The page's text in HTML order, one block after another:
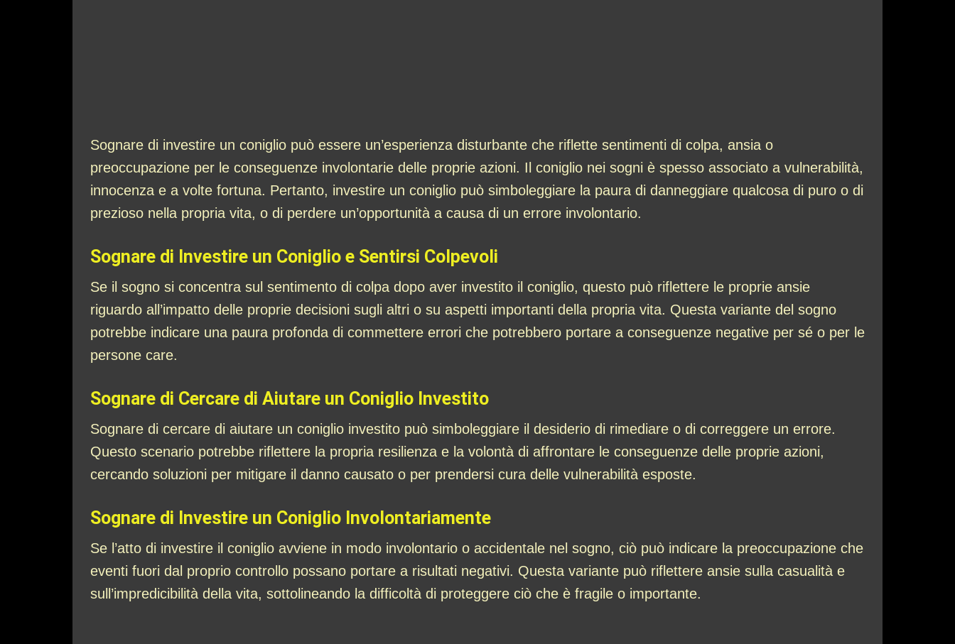
Sognare di investire un coniglio può essere un’esperienza disturbante che riflette sentimenti di colpa, ansia o
preoccupazione per le conseguenze involontarie delle proprie azioni. Il coniglio nei sogni è spesso associato a vulnerabilità,
innocenza e a volte fortuna. Pertanto, investire un coniglio può simboleggiare la paura di danneggiare qualcosa di puro o di
prezioso nella propria vita, o di perdere un’opportunità a causa di un errore involontario.
Sognare di Investire un Coniglio e Sentirsi Colpevoli
Se il sogno si concentra sul sentimento di colpa dopo aver investito il coniglio, questo può riflettere le proprie ansie
riguardo all’impatto delle proprie decisioni sugli altri o su aspetti importanti della propria vita. Questa variante del sogno
potrebbe indicare una paura profonda di commettere errori che potrebbero portare a conseguenze negative per sé o per le
persone care.
Sognare di Cercare di Aiutare un Coniglio Investito
Sognare di cercare di aiutare un coniglio investito può simboleggiare il desiderio di rimediare o di correggere un errore.
Questo scenario potrebbe riflettere la propria resilienza e la volontà di affrontare le conseguenze delle proprie azioni,
cercando soluzioni per mitigare il danno causato o per prendersi cura delle vulnerabilità esposte.
Sognare di Investire un Coniglio Involontariamente
Se l’atto di investire il coniglio avviene in modo involontario o accidentale nel sogno, ciò può indicare la preoccupazione che
eventi fuori dal proprio controllo possano portare a risultati negativi. Questa variante può riflettere ansie sulla casualità e
sull’impredicibilità della vita, sottolineando la difficoltà di proteggere ciò che è fragile o importante.